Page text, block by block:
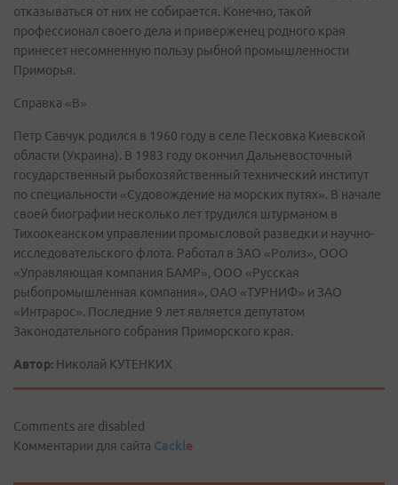
отказываться от них не собирается. Конечно, такой
профессионал своего дела и приверженец родного края
принесет несомненную пользу рыбной промышленности
Приморья.
Справка «В»
Петр Савчук родился в 1960 году в селе Песковка Киевской
области (Украина). В 1983 году окончил Дальневосточный
государственный рыбохозяйственный технический институт
по специальности «Судовождение на морских путях». В начале
своей биографии несколько лет трудился штурманом в
Тихоокеанском управлении промысловой разведки и научно-
исследовательского флота. Работал в ЗАО «Ролиз», ООО
«Управляющая компания БАМР», ООО «Русская
рыбопромышленная компания», ОАО «ТУРНИФ» и ЗАО
«Интрарос». Последние 9 лет является депутатом
Законодательного собрания Приморского края.
Автор: Николай КУТЕНКИХ
Comments are disabled
Комментарии для сайта Cackle